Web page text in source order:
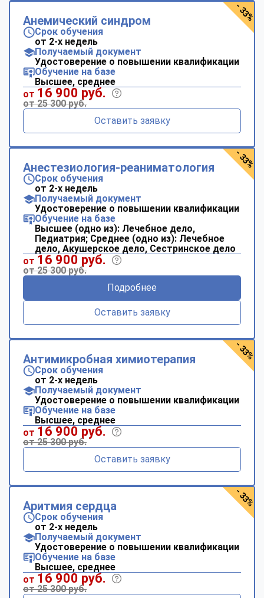
Анемический синдром
Срок обучения
от 2-х недель
Получаемый документ
Удостоверение о повышении квалификации
Обучение на базе
Высшее, среднее
от 16 900 руб.
от 25 300 руб.
Оставить заявку
- 33%
Анестезиология-реаниматология
Срок обучения
от 2-х недель
Получаемый документ
Удостоверение о повышении квалификации
Обучение на базе
Высшее (одно из): Лечебное дело,
Педиатрия; Среднее (одно из): Лечебное
дело, Акушерское дело, Сестринское дело
от 16 900 руб.
от 25 300 руб.
Подробнее
Оставить заявку
- 33%
Антимикробная химиотерапия
Срок обучения
от 2-х недель
Получаемый документ
Удостоверение о повышении квалификации
Обучение на базе
Высшее, среднее
от 16 900 руб.
от 25 300 руб.
Оставить заявку
- 33%
Аритмия сердца
Срок обучения
от 2-х недель
Получаемый документ
Удостоверение о повышении квалификации
Обучение на базе
Высшее, среднее
от 16 900 руб.
от 25 300 руб.
- 33%
ChatApp
online
Мессенджеры
Свяжитесь с нами через любой удобный мессенджер!
WhatsApp
Vkontakte EMail
Max